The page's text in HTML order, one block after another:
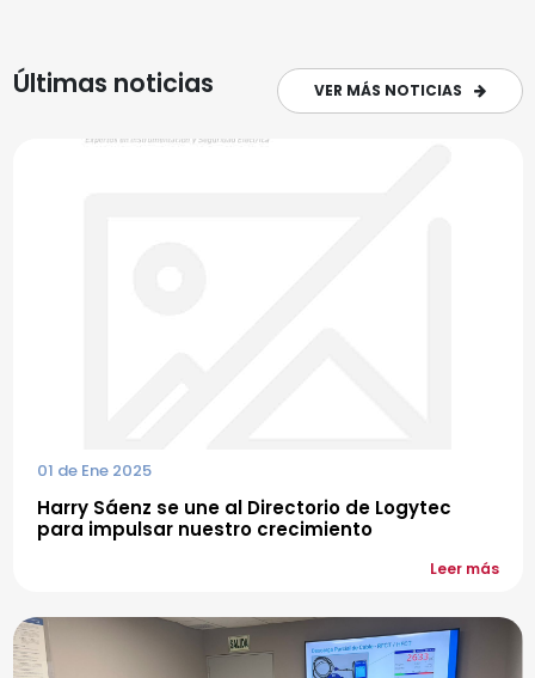
Últimas noticias VER MÁS NOTICIAS
01 de Ene 2025
Harry Sáenz se une al Directorio de Logytec
para impulsar nuestro crecimiento
Leer más